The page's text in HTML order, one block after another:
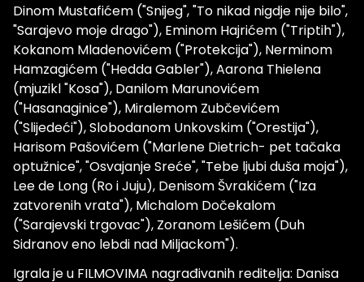
Dinom Mustafićem ("Snijeg", "To nikad nigdje nije bilo",
"Sarajevo moje drago"), Eminom Hajrićem ("Triptih"),
Kokanom Mladenovićem ("Protekcija"), Nerminom
Hamzagićem ("Hedda Gabler"), Aarona Thielena
(mjuzikl "Kosa"), Danilom Marunovićem
("Hasanaginice"), Miralemom Zubčevićem
("Slijedeći"), Slobodanom Unkovskim ("Orestija"),
Harisom Pašovićem ("Marlene Dietrich- pet tačaka
optužnice", "Osvajanje Sreće", "Tebe ljubi duša moja"),
Lee de Long (Ro i Juju), Denisom Švrakićem ("Iza
zatvorenih vrata"), Michalom Dočekalom
("Sarajevski trgovac"), Zoranom Lešićem (Duh
Sidranov eno lebdi nad Miljackom").
Igrala je u FILMOVIMA nagrađivanih reditelja: Danisa